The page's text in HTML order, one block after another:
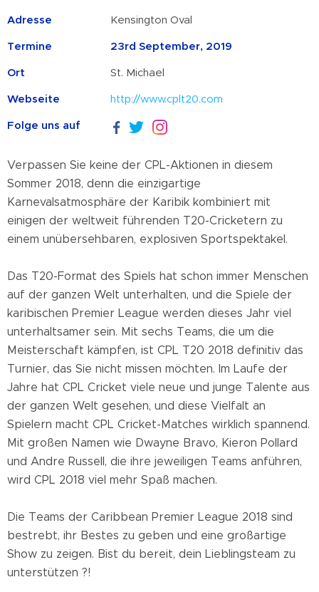
Adresse Kensington Oval
Termine 23rd September, 2019
Ort St. Michael
Webseite http://www.cplt20.com
Folge uns auf
Verpassen Sie keine der CPL-Aktionen in diesem
Sommer 2018, denn die einzigartige
Karnevalsatmosphäre der Karibik kombiniert mit
einigen der weltweit führenden T20-Cricketern zu
einem unübersehbaren, explosiven Sportspektakel.
Das T20-Format des Spiels hat schon immer Menschen
auf der ganzen Welt unterhalten, und die Spiele der
karibischen Premier League werden dieses Jahr viel
unterhaltsamer sein. Mit sechs Teams, die um die
Meisterschaft kämpfen, ist CPL T20 2018 definitiv das
Turnier, das Sie nicht missen möchten. Im Laufe der
Jahre hat CPL Cricket viele neue und junge Talente aus
der ganzen Welt gesehen, und diese Vielfalt an
Spielern macht CPL Cricket-Matches wirklich spannend.
Mit großen Namen wie Dwayne Bravo, Kieron Pollard
und Andre Russell, die ihre jeweiligen Teams anführen,
wird CPL 2018 viel mehr Spaß machen.
Die Teams der Caribbean Premier League 2018 sind
bestrebt, ihr Bestes zu geben und eine großartige
Show zu zeigen. Bist du bereit, dein Lieblingsteam zu
unterstützen ?!